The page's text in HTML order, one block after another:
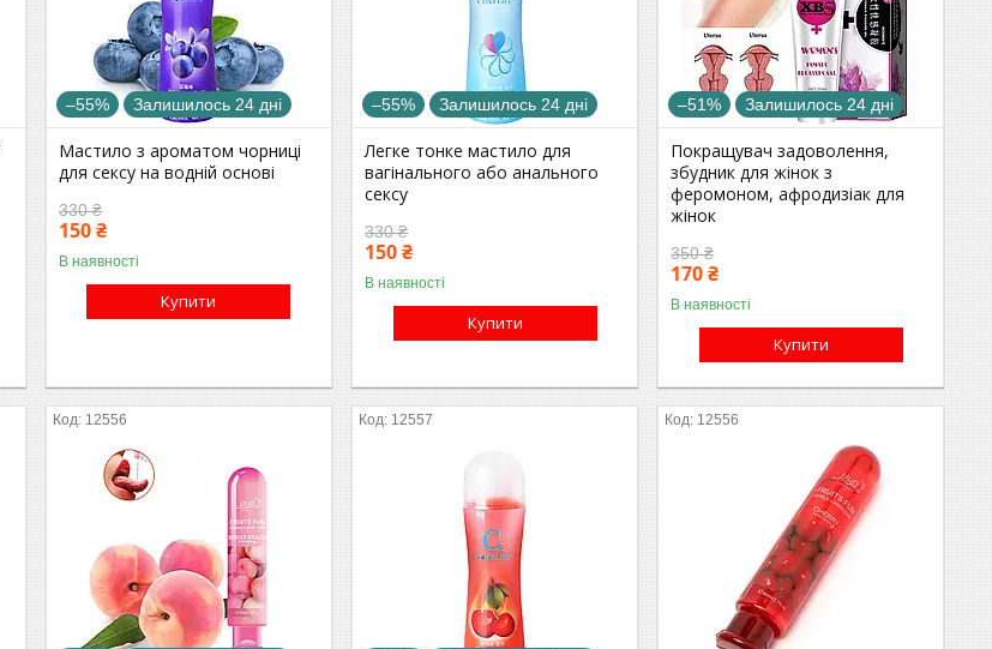
–55% Залишилось 24 дні
Мастило з ароматом чорниці
для сексу на водній основі
330 ₴
150 ₴
В наявності
Купити
–55% Залишилось 24 дні
Легке тонке мастило для
вагінального або анального
сексу
330 ₴
150 ₴
В наявності
Купити
–51% Залишилось 24 дні
Покращувач задоволення,
збудник для жінок з
феромоном, афродизіак для
жінок
350 ₴
170 ₴
В наявності
Купити
12556 12557 12556